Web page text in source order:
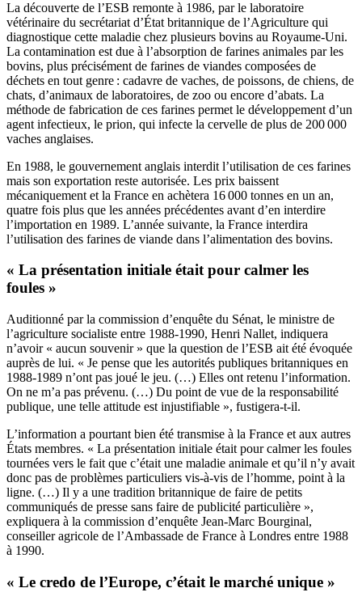
La découverte de l’ESB remonte à 1986, par le laboratoire
vétérinaire du secrétariat d’État britannique de l’Agriculture qui
diagnostique cette maladie chez plusieurs bovins au Royaume-Uni.
La contamination est due à l’absorption de farines animales par les
bovins, plus précisément de farines de viandes composées de
déchets en tout genre : cadavre de vaches, de poissons, de chiens, de
chats, d’animaux de laboratoires, de zoo ou encore d’abats. La
méthode de fabrication de ces farines permet le développement d’un
agent infectieux, le prion, qui infecte la cervelle de plus de 200 000
vaches anglaises.
En 1988, le gouvernement anglais interdit l’utilisation de ces farines
mais son exportation reste autorisée. Les prix baissent
mécaniquement et la France en achètera 16 000 tonnes en un an,
quatre fois plus que les années précédentes avant d’en interdire
l’importation en 1989. L’année suivante, la France interdira
l’utilisation des farines de viande dans l’alimentation des bovins.
« La présentation initiale était pour calmer les
foules »
Auditionné par la commission d’enquête du Sénat, le ministre de
l’agriculture socialiste entre 1988-1990, Henri Nallet, indiquera
n’avoir « aucun souvenir » que la question de l’ESB ait été évoquée
auprès de lui. « Je pense que les autorités publiques britanniques en
1988-1989 n’ont pas joué le jeu. (…) Elles ont retenu l’information.
On ne m’a pas prévenu. (…) Du point de vue de la responsabilité
publique, une telle attitude est injustifiable », fustigera-t-il.
L’information a pourtant bien été transmise à la France et aux autres
États membres. « La présentation initiale était pour calmer les foules
tournées vers le fait que c’était une maladie animale et qu’il n’y avait
donc pas de problèmes particuliers vis-à-vis de l’homme, point à la
ligne. (…) Il y a une tradition britannique de faire de petits
communiqués de presse sans faire de publicité particulière »,
expliquera à la commission d’enquête Jean-Marc Bourginal,
conseiller agricole de l’Ambassade de France à Londres entre 1988
à 1990.
« Le credo de l’Europe, c’était le marché unique »